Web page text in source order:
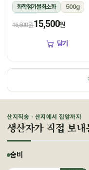
화학첨가물최소화
500g
16,500원15,500원
담기
산지직송 · 산지에서 집앞까지
생산자가 직접 보내
숨비